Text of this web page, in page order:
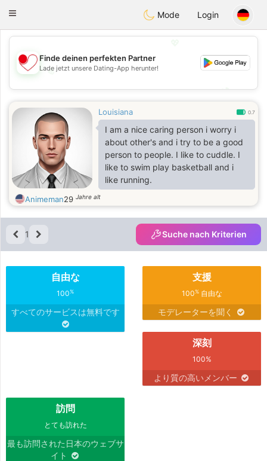
Chat
Toggle
Mode Login
💖
💕
Finde deinen perfekten Partner
Lade jetzt unsere Dating-App herunter!
Louisiana 0.7
I am a nice caring person i worry i
about other's and i try to be a good
person to people. I like to cuddle. I
like to swim play basketball and i
like running.
Animeman29 Jahre alt
1 Suche nach Kriterien
自由な
100%
すべてのサービスは無料です
支援
100%自由な
モデレーターを聞く
深刻
100%
より質の高いメンバー
訪問
とても訪れた
最も訪問された日本のウェブサ
イト